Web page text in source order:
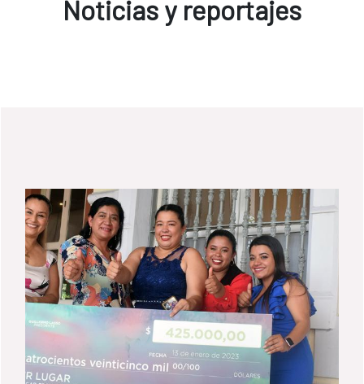
Noticias y reportajes